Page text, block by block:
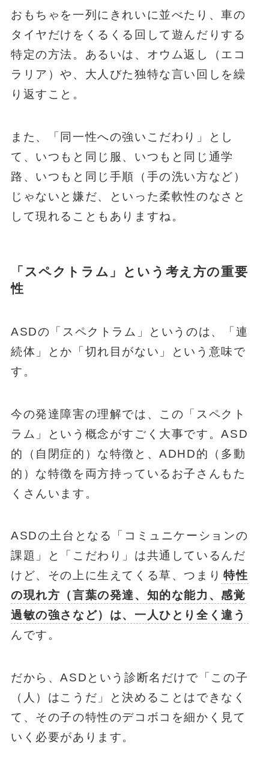
おもちゃを一列にきれいに並べたり、車の
タイヤだけをくるくる回して遊んだりする
特定の方法。あるいは、オウム返し（エコ
ラリア）や、大人びた独特な言い回しを繰
り返すこと。
また、「同一性への強いこだわり」とし
て、いつもと同じ服、いつもと同じ通学
路、いつもと同じ手順（手の洗い方など）
じゃないと嫌だ、といった柔軟性のなさと
して現れることもありますね。
「スペクトラム」という考え方の重要
性
ASDの「スペクトラム」というのは、「連
続体」とか「切れ目がない」という意味で
す。
今の発達障害の理解では、この「スペクト
ラム」という概念がすごく大事です。ASD
的（自閉症的）な特徴と、ADHD的（多動
的）な特徴を両方持っているお子さんもた
くさんいます。
ASDの土台となる「コミュニケーションの
課題」と「こだわり」は共通しているんだ
けど、その上に生えてくる草、つまり 特性
の現れ方（言葉の発達、知的な能力、感覚
過敏の強さなど）は、一人ひとり全く違う
んです。
だから、ASDという診断名だけで「この子
（人）はこうだ」と決めることはできなく
て、その子の特性のデコボコを細かく見て
いく必要があります。